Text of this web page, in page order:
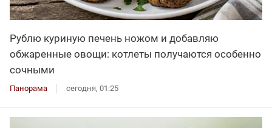
Рублю куриную печень ножом и добавляю
обжаренные овощи: котлеты получаются особенно
сочными
Панорама сегодня, 01:25